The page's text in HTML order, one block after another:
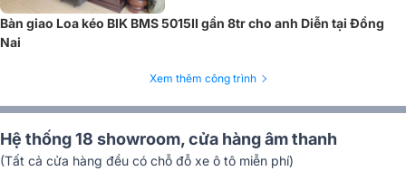
hệ thống âm thanh chuyên dụng, nhưng có thể cần bộ chuyển đổi
nếu người dùng muốn kết nối với các thiết bị thông thường (như
điện thoại, máy tính) không hỗ trợ Speakon.
Bàn giao Loa kéo BIK BMS 5015II gần 8tr cho anh Diễn tại Đồng
Nai
Xem thêm công trình
Hệ thống 18 showroom, cửa hàng âm thanh
(Tất cả cửa hàng đều có chỗ đỗ xe ô tô miễn phí)